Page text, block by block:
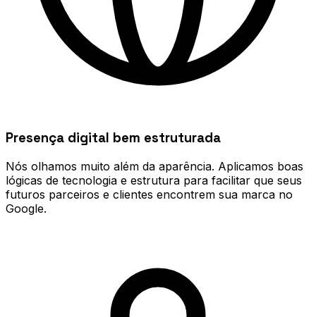
Presença digital bem estruturada
Nós olhamos muito além da aparência. Aplicamos boas
lógicas de tecnologia e estrutura para facilitar que seus
futuros parceiros e clientes encontrem sua marca no
Google.